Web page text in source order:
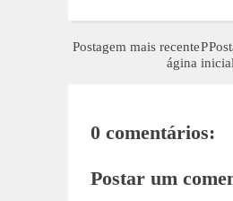
Postagem mais recenteP
ágina
0 comentários:
Postar um